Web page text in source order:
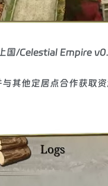
其他定居点合作获取